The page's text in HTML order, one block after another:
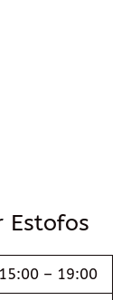
Estofos
– 19:00